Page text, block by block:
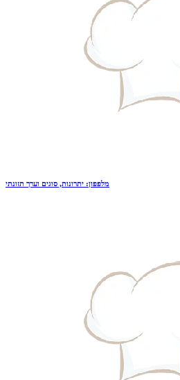
מלפפון: יתרונות, סוגים וערך תזונתי